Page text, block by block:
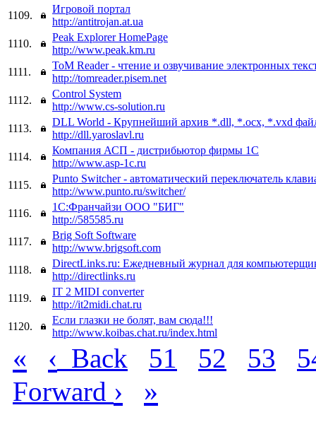
1109.
Игровой портал
http://antitrojan.at.ua
1110.
Peak Explorer HomePage
http://www.peak.km.ru
1111.
ToM Reader - чтение и озвучивание электронных
http://tomreader.pisem.net
1112.
Control System
http://www.cs-solution.ru
1113.
DLL World - Крупнейший архив *.dll, *.ocx, *.vxd
http://dll.yaroslavl.ru
1114.
Компания АСП - дистрибьютор фирмы 1С
http://www.asp-1c.ru
1115.
Punto Switcher - автоматический переключатель
http://www.punto.ru/switcher/
1116.
1С:Франчайзи ООО "БИГ"
http://585585.ru
1117.
Brig Soft Software
http://www.brigsoft.com
1118.
DirectLinks.ru: Ежедневный журнал для
http://directlinks.ru
1119.
IT 2 MIDI converter
http://it2midi.chat.ru
1120.
Если глазки не болят, вам сюда!!!
http://www.koibas.chat.ru/index.html
« ‹ Back 51 52 53
Forward › »